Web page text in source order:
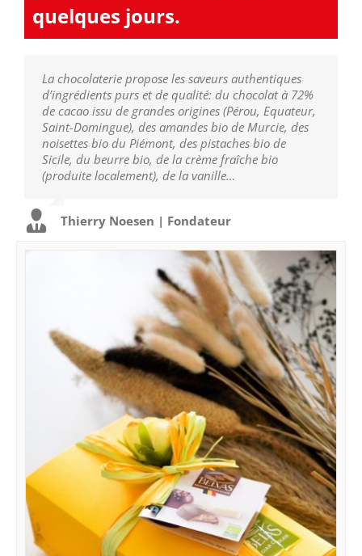
quelques jours.
La chocolaterie propose les saveurs authentiques
d’ingrédients purs et de qualité: du chocolat à 72%
de cacao issu de grandes origines (Pérou, Equateur,
Saint-Domingue), des amandes bio de Murcie, des
noisettes bio du Piémont, des pistaches bio de
Sicile, du beurre bio, de la crème fraîche bio
(produite localement), de la vanille…
Thierry Noesen | Fondateur